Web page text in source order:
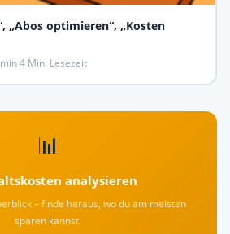
„Abos optimieren“, „Kosten
·4 Min. Lesezeit
📊
analysieren
– finde heraus, wo du am meisten
sparen kannst.